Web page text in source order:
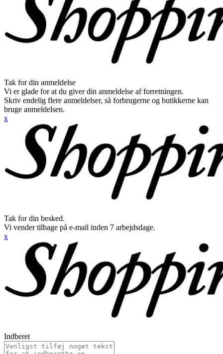
Tak for din anmeldelse
Vi er glade for at du giver din anmeldelse af forretningen.
Skriv endelig flere anmeldelser, så forbrugerne og butikkerne kan
bruge anmeldelsen.
x
Tak for din besked.
Vi vender tilbage på e-mail inden 7 arbejdsdage.
x
Indberet